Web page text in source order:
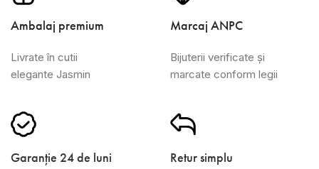
Ambalaj premium
Livrate în cutii
elegante Jasmin
Marcaj ANPC
Bijuterii verificate și
marcate conform legii
Garanție 24 de luni Retur simplu